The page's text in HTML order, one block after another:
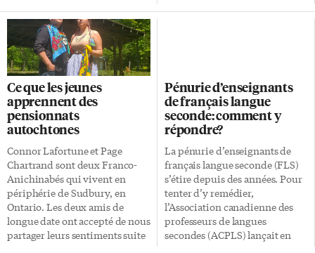
délaissés dans cette campagne
électorale, en particulier sur ces
plateformes qu’ils fréquentent
assidûment. Certains candidats
ne ménagent pas leurs efforts
sur les réseaux sociaux. C’est le
cas de Jagmeet Singh, chef du
Nouveau Parti démocratique
(NPD), qui relève littéralement
les manches de son jersey de
sport sur son compte TikTok,
exhibant ses muscles. En
arrière-plan, sur un rap lent, un
montage présente […]
dit inventeur depuis toujours
Florian Villaumé aime les défis,
dans le travail comme dans la
vie. S’il a quitté Mulhouse, dans
l’est de la France, pour venir
s’établir au Canada, c’est en
raison d’un besoin d’être
«toujours stimulé» […]
Ce que les jeunes
apprennent des
pensionnats
autochtones
Connor Lafortune et Page
Chartrand sont deux Franco-
Anichinabés qui vivent en
périphérie de Sudbury, en
Ontario. Les deux amis de
longue date ont accepté de nous
partager leurs sentiments suite
Pénurie d’enseignants
de français langue
seconde: comment y
répondre?
La pénurie d’enseignants de
français langue seconde (FLS)
s’étire depuis des années. Pour
tenter d’y remédier,
l’Association canadienne des
professeurs de langues
secondes (ACPLS) lançait en